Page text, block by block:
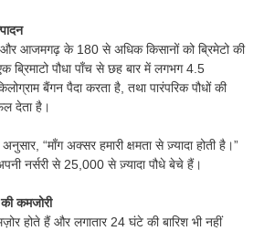
और आजमगढ़ के 180 से अधिक किसानों को ब्रिमेटो की
ब्रिमाटो पौधा पाँच से छह बार में लगभग 4.5
बैंगन पैदा करता है, तथा पारंपरिक पौधों की
देता है।
“माँग अक्सर हमारी क्षमता से ज़्यादा होती है।”
नर्सरी से 25,000 से ज़्यादा पौधे बेचे हैं।
कमजोरी
होते हैं और लगातार 24 घंटे की बारिश भी नहीं